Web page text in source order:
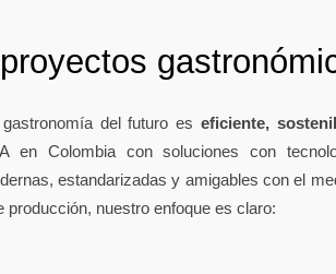
del futuro es eficiente,
en Colombia con soluciones con
estandarizadas y amigables con el
nuestro enfoque es claro: